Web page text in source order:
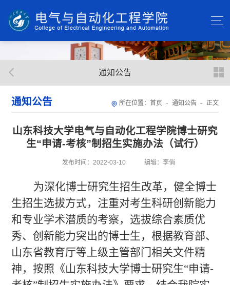
通知公告
通知公告 所在位置：首页 通知公告 正文
山东科技大学电气与自动化工程学院博士研究
生“申请-考核”制招生实施办法（试行）
发布时间：2022-03-10 编辑：李俏
为深化博士研究生招生改革，健全博士
生招生选拔方式，注重对考生科研创新能力
和专业学术潜质的考察，选拔综合素质优
秀、创新能力突出的博士生，根据教育部、
山东省教育厅等上级主管部门相关文件精
神，按照《山东科技大学博士研究生“申请-